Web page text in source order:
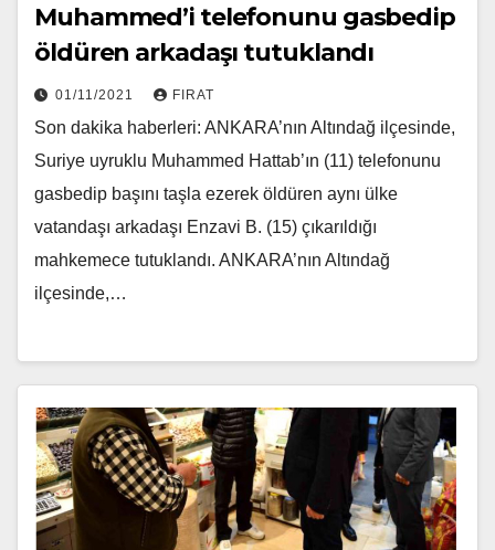
Muhammed’i telefonunu gasbedip
öldüren arkadaşı tutuklandı
01/11/2021 FIRAT
Son dakika haberleri: ANKARA’nın Altındağ ilçesinde,
Suriye uyruklu Muhammed Hattab’ın (11) telefonunu
gasbedip başını taşla ezerek öldüren aynı ülke
vatandaşı arkadaşı Enzavi B. (15) çıkarıldığı
mahkemece tutuklandı. ANKARA’nın Altındağ
ilçesinde,…